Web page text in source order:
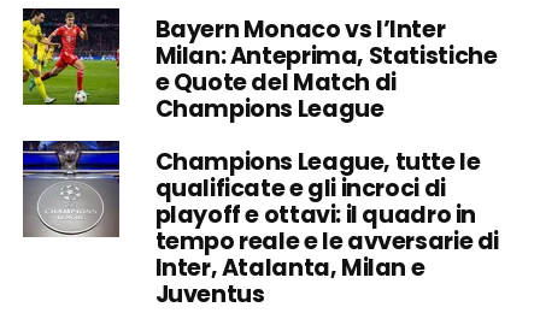
Bayern Monaco vs l’Inter
Milan: Anteprima, Statistiche
e Quote del Match di
Champions League
Champions League, tutte le
qualificate e gli incroci di
playoff e ottavi: il quadro in
tempo reale e le avversarie di
Inter, Atalanta, Milan e
Juventus